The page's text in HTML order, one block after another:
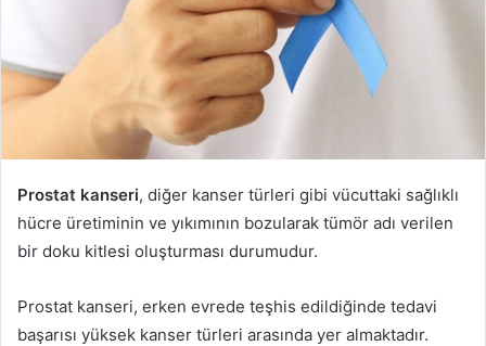
Prostat kanseri, diğer kanser türleri gibi vücuttaki sağlıklı
hücre üretiminin ve yıkımının bozularak tümör adı verilen
bir doku kitlesi oluşturması durumudur.
Prostat kanseri, erken evrede teşhis edildiğinde tedavi
başarısı yüksek kanser türleri arasında yer almaktadır.